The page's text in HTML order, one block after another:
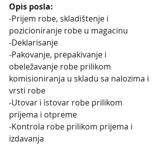
Opis posla:
-Prijem robe, skladištenje i
pozicioniranje robe u magacinu
-Deklarisanje
-Pakovanje, prepakivanje i
obeležavanje robe prilikom
komisioniranja u skladu sa nalozima i
vrsti robe
-Utovar i istovar robe prilikom
prijema i otpreme
-Kontrola robe prilikom prijema i
izdavanja